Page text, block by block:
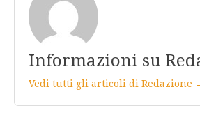
Informazioni su
Vedi tutti gli articoli di Redazione